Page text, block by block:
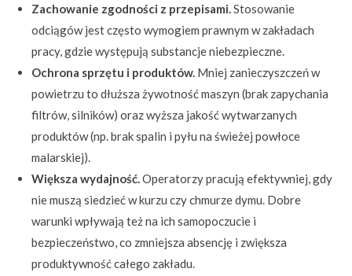
Zachowanie zgodności z przepisami. Stosowanie
odciągów jest często wymogiem prawnym w zakładach
pracy, gdzie występują substancje niebezpieczne.
Ochrona sprzętu i produktów. Mniej zanieczyszczeń w
powietrzu to dłuższa żywotność maszyn (brak zapychania
filtrów, silników) oraz wyższa jakość wytwarzanych
produktów (np. brak spalin i pyłu na świeżej powłoce
malarskiej).
Większa wydajność. Operatorzy pracują efektywniej, gdy
nie muszą siedzieć w kurzu czy chmurze dymu. Dobre
warunki wpływają też na ich samopoczucie i
bezpieczeństwo, co zmniejsza absencję i zwiększa
produktywność całego zakładu.